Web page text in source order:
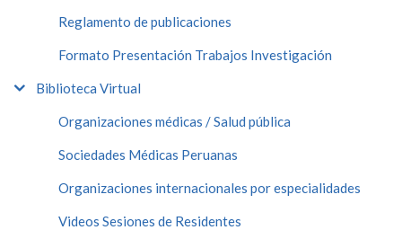
Reglamento de publicaciones
Formato Presentación Trabajos Investigación
Biblioteca Virtual
Organizaciones médicas / Salud pública
Sociedades Médicas Peruanas
Organizaciones internacionales por especialidades
Videos Sesiones de Residentes